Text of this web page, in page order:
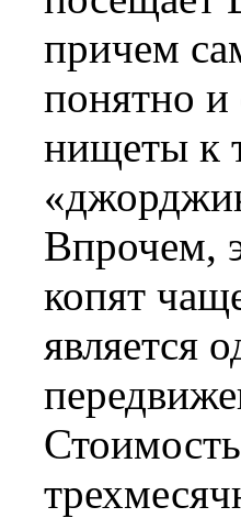
причем
понятно
нищеты к
Впрочем,
копят
является